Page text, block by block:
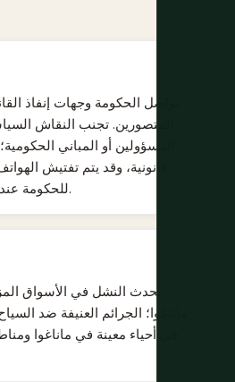
تواصل الحكومة وجهات إنفاذ
المتصورين. تجنب النقاش
المسؤولين أو المباني
قانونية، وقد يتم تفتيش
للحكومة عند نقاط التفتيش أو المعابر.
يحدث النشل في الأسواق
ماناغوا؛ الجرائم العنيفة ضد
في أحياء معينة في ماناغوا